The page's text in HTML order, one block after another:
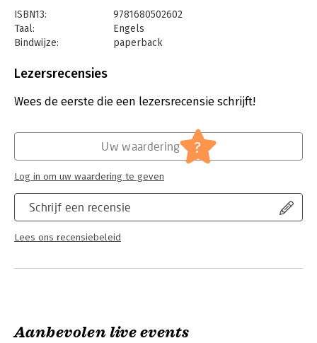
ISBN13:
9781680502602
Taal:
Engels
Bindwijze:
paperback
Uitgever:
Lezersrecensies
Wees de eerste die een lezersrecensie schrijft!
Schrijf een recensie
Lees ons recensiebeleid
Uw waardering ?
Log in om uw waardering te geven
Aanbevolen live events